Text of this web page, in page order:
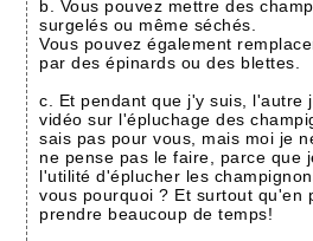
b. Vous pouvez mettre des
surgelés ou même séchés.
Vous pouvez également
par des épinards ou des blettes.
c. Et pendant que j'y suis, l'autre
vidéo sur l'épluchage des
sais pas pour vous, mais moi je
ne pense pas le faire, parce que
l'utilité d'éplucher les
vous pourquoi ? Et surtout qu'en
prendre beaucoup de temps!